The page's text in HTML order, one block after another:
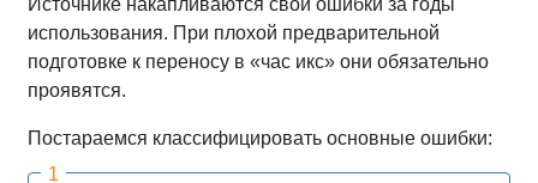
Источнике накапливаются свои ошибки за годы
использования. При плохой предварительной
подготовке к переносу в «час икс» они обязательно
проявятся.
Постараемся классифицировать основные ошибки: